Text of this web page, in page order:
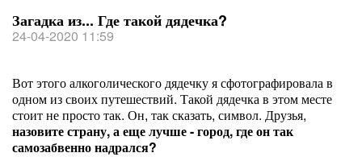
Загадка из... Где такой дядечка?
24-04-2020 11:59
Вот этого алкоголического дядечку я сфотографировала в
одном из своих путешествий. Такой дядечка в этом месте
стоит не просто так. Он, так сказать, символ. Друзья,
назовите страну, а еще лучше - город, где он так
самозабвенно надрался?